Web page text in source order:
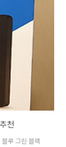
이지만 나름 성
에 못지 않
..
천
루 그린 블랙